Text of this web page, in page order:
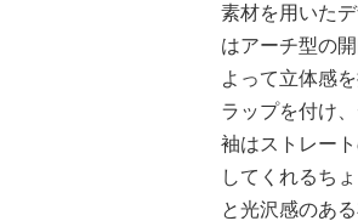
素材を用いた
はアーチ型の
よって立体感
ラップを付け
袖はストレー
してくれるち
と光沢感のあ